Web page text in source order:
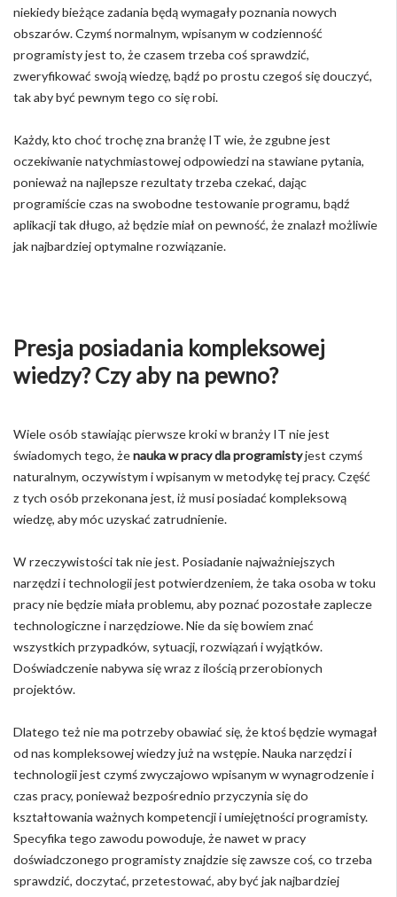
niekiedy bieżące zadania będą wymagały poznania nowych
obszarów. Czymś normalnym, wpisanym w codzienność
programisty jest to, że czasem trzeba coś sprawdzić,
zweryfikować swoją wiedzę, bądź po prostu czegoś się douczyć,
tak aby być pewnym tego co się robi.
Każdy, kto choć trochę zna branżę IT wie, że zgubne jest
oczekiwanie natychmiastowej odpowiedzi na stawiane pytania,
ponieważ na najlepsze rezultaty trzeba czekać, dając
programiście czas na swobodne testowanie programu, bądź
aplikacji tak długo, aż będzie miał on pewność, że znalazł możliwie
jak najbardziej optymalne rozwiązanie.
Presja posiadania kompleksowej
wiedzy? Czy aby na pewno?
Wiele osób stawiając pierwsze kroki w branży IT nie jest
świadomych tego, żenauka w pracy dla programistyjest czymś
naturalnym, oczywistym i wpisanym w metodykę tej pracy. Część
z tych osób przekonana jest, iż musi posiadać kompleksową
wiedzę, aby móc uzyskać zatrudnienie.
W rzeczywistości tak nie jest. Posiadanie najważniejszych
narzędzi i technologii jest potwierdzeniem, że taka osoba w toku
pracy nie będzie miała problemu, aby poznać pozostałe zaplecze
technologiczne i narzędziowe. Nie da się bowiem znać
wszystkich przypadków, sytuacji, rozwiązań i wyjątków.
Doświadczenie nabywa się wraz z ilością przerobionych
projektów.
Dlatego też nie ma potrzeby obawiać się, że ktoś będzie wymagał
od nas kompleksowej wiedzy już na wstępie. Nauka narzędzi i
technologii jest czymś zwyczajowo wpisanym w wynagrodzenie i
czas pracy, ponieważ bezpośrednio przyczynia się do
kształtowania ważnych kompetencji i umiejętności programisty.
Specyfika tego zawodu powoduje, że nawet w pracy
doświadczonego programisty znajdzie się zawsze coś, co trzeba
sprawdzić, doczytać, przetestować, aby być jak najbardziej